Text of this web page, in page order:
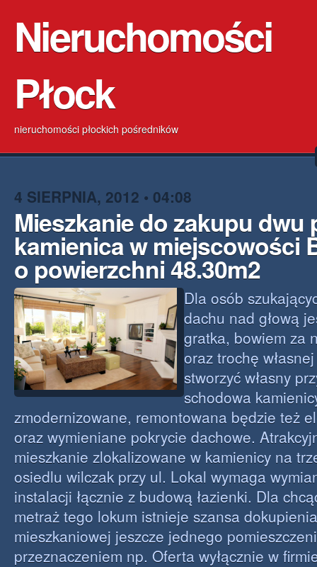
Nieruchomości
Płock
nieruchomości płockich pośredników
4 SIERPNIA, 2012 • 04:08
Mieszkanie do zakupu dwu
kamienica w miejscowości
o powierzchni 48.30m2
Dla osób
dachu nad głową
gratka, bowiem za
oraz trochę
stworzyć własny
schodowa
zmodernizowane, remontowana będzie też
oraz wymieniane pokrycie dachowe.
mieszkanie zlokalizowane w kamienicy na
osiedlu wilczak przy ul. Lokal wymaga
instalacji łącznie z budową łazienki. Dla
metraż tego lokum istnieje szansa
mieszkaniowej jeszcze jednego
przeznaczeniem np. Oferta wyłącznie w